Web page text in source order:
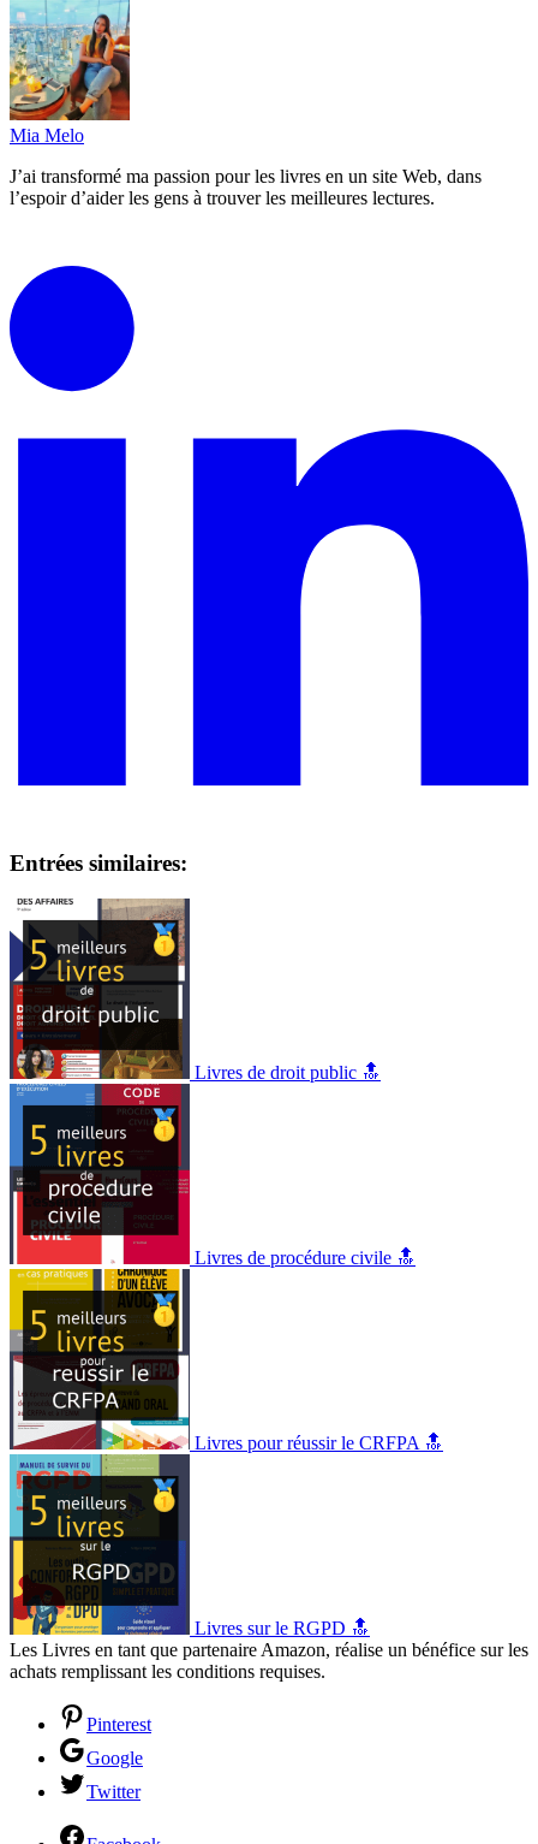
Mia Melo
J’ai transformé ma passion pour les livres en un site Web, dans
l’espoir d’aider les gens à trouver les meilleures lectures.
Entrées similaires:
Livres de droit public 🔝
Livres de procédure civile 🔝
Livres pour réussir le CRFPA 🔝
Livres sur le RGPD 🔝
Les Livres en tant que partenaire Amazon, réalise un bénéfice sur les
achats remplissant les conditions requises.
Pinterest
Google
Twitter